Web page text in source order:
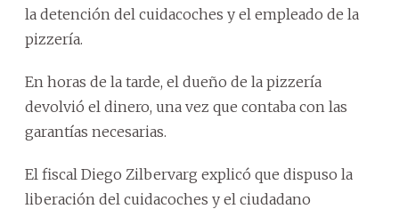
la detención del cuidacoches y el empleado de la
pizzería.
En horas de la tarde, el dueño de la pizzería
devolvió el dinero, una vez que contaba con las
garantías necesarias.
El fiscal Diego Zilbervarg explicó que dispuso la
liberación del cuidacoches y el ciudadano